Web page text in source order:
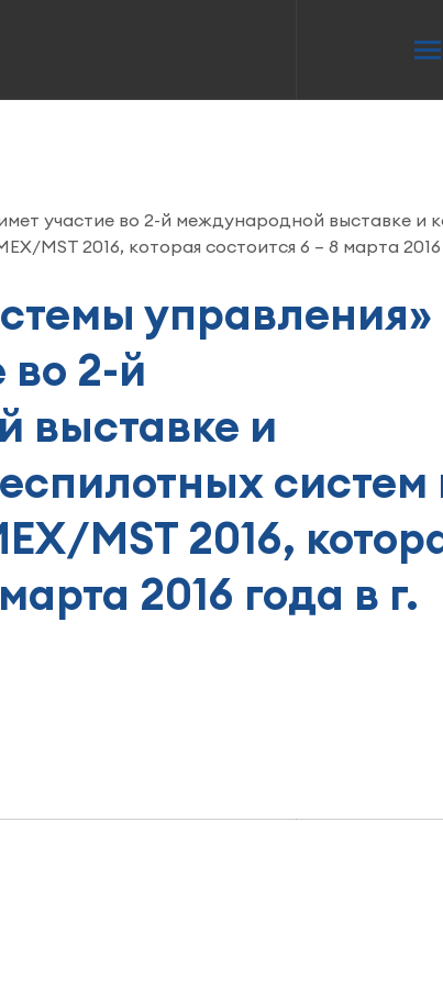
участие во 2-й международной выставке и
MST 2016, которая состоится 6 – 8 марта 2016
управления»
во 2-й
выставке и
систем
MST 2016,
2016 года в г.